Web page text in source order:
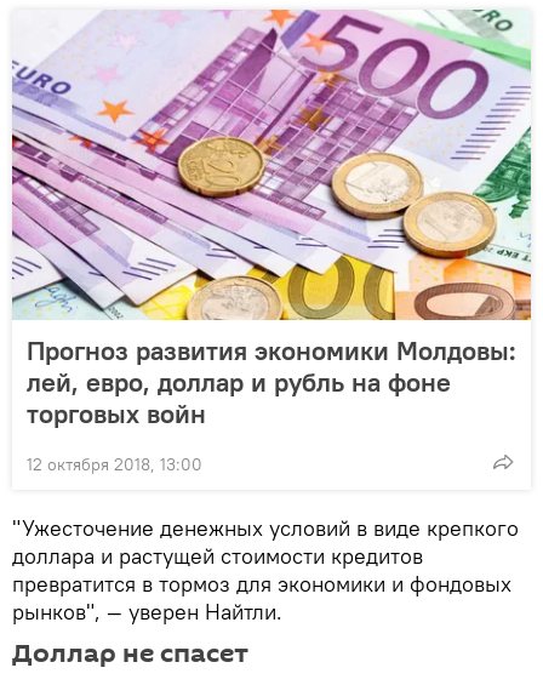
Прогноз развития экономики Молдовы:
лей, евро, доллар и рубль на фоне
торговых войн
12 октября 2018, 13:00
"Ужесточение денежных условий в виде крепкого
доллара и растущей стоимости кредитов
превратится в тормоз для экономики и фондовых
рынков", — уверен Найтли.
Доллар не спасет